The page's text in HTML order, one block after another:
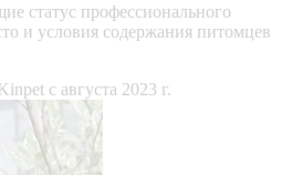
статус профессионального
и условия содержания питомцев
c августа 2023 г.